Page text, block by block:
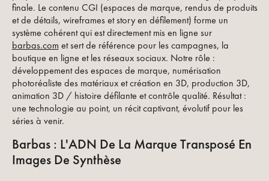
finale. Le contenu CGI (espaces de marque, rendus de produits
et de détails, wireframes et story en défilement) forme un
système cohérent qui est directement mis en ligne sur
barbas.com et sert de référence pour les campagnes, la
boutique en ligne et les réseaux sociaux. Notre rôle :
développement des espaces de marque, numérisation
photoréaliste des matériaux et création en 3D, production 3D,
animation 3D / histoire défilante et contrôle qualité. Résultat :
une technologie au point, un récit captivant, évolutif pour les
séries à venir.
Barbas : L'ADN De La Marque Transposé En
Images De Synthèse